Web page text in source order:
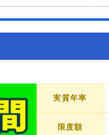
実質年率
限度額